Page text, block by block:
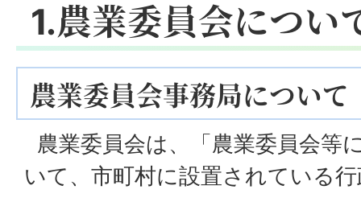
1.農業委員会につい
農業委員会事務局について
農業委員会は、「農業委員会等
いて、市町村に設置されている